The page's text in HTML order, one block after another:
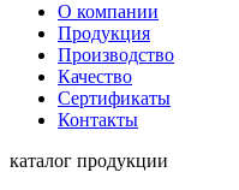
О компании
Продукция
Производство
Качество
Сертификаты
Контакты
каталог продукции